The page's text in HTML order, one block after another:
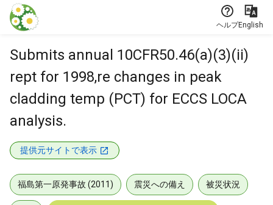
本文に飛ぶ
ヘルプEnglish
Submits annual 10CFR50.46(a)(3)(ii)
rept for 1998,re changes in peak
cladding temp (PCT) for ECCS LOCA
analysis.
提供元サイトで表示
福島第一原発事故 (2011) 震災への備え 被災状況